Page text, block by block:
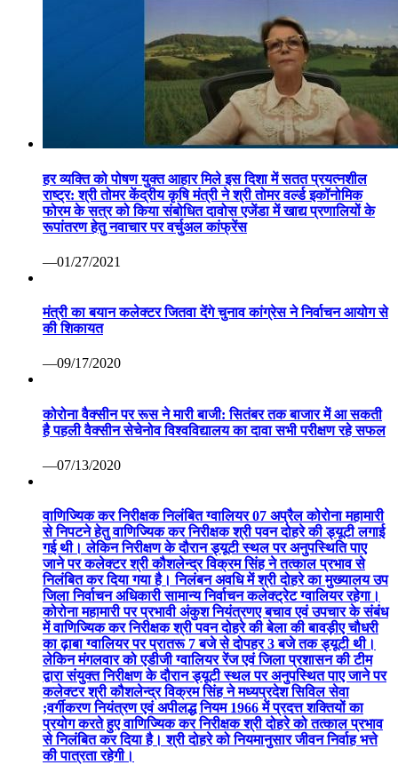
हर व्यक्ति को पोषण युक्त आहार मिले इस दिशा में सतत प्रयत्नशील
राष्ट्र: श्री तोमर केंद्रीय कृषि मंत्री ने श्री तोमर वर्ल्ड इकॉनोमिक
फोरम के सत्र को किया संबोधित दावोस एजेंडा में खाद्य प्रणालियों के
रूपांतरण हेतु नवाचार पर वर्चुअल कांफ्रेंस
—01/27/2021
मंत्री का बयान कलेक्टर जितवा देंगे चुनाव कांग्रेस ने निर्वाचन आयोग से
की शिकायत
—09/17/2020
कोरोना वैक्सीन पर रूस ने मारी बाजी: सितंबर तक बाजार में आ सकती
है पहली वैक्सीन सेचेनोव विश्वविद्यालय का दावा सभी परीक्षण रहे सफल
—07/13/2020
वाणिज्यिक कर निरीक्षक निलंबित ग्वालियर 07 अप्रैल कोरोना महामारी
से निपटने हेतु वाणिज्यिक कर निरीक्षक श्री पवन दोहरे की ड्यूटी लगाई
गई थी। लेकिन निरीक्षण के दौरान ड्यूटी स्थल पर अनुपस्थिति पाए
जाने पर कलेक्टर श्री कौशलेन्द्र विक्रम सिंह ने तत्काल प्रभाव से
निलंबित कर दिया गया है। निलंबन अवधि में श्री दोहरे का मुख्यालय उप
जिला निर्वाचन अधिकारी सामान्य निर्वाचन कलेक्ट्रेट ग्वालियर रहेगा।
कोरोना महामारी पर प्रभावी अंकुश नियंत्रणए बचाव एवं उपचार के संबंध
में वाणिज्यिक कर निरीक्षक श्री पवन दोहरे की बेला की बावड़ीए चौधरी
का ढ़ाबा ग्वालियर पर प्रातरू 7 बजे से दोपहर 3 बजे तक ड्यूटी थी।
लेकिन मंगलवार को एडीजी ग्वालियर रेंज एवं जिला प्रशासन की टीम
द्वारा संयुक्त निरीक्षण के दौरान ड्यूटी स्थल पर अनुपस्थित पाए जाने पर
कलेक्टर श्री कौशलेन्द्र विक्रम सिंह ने मध्यप्रदेश सिविल सेवा
;वर्गीकरण नियंत्रण एवं अपीलद्ध नियम 1966 में प्रदत्त शक्तियों का
प्रयोग करते हुए वाणिज्यिक कर निरीक्षक श्री दोहरे को तत्काल प्रभाव
से निलंबित कर दिया है। श्री दोहरे को नियमानुसार जीवन निर्वाह भत्ते
की पात्रता रहेगी।